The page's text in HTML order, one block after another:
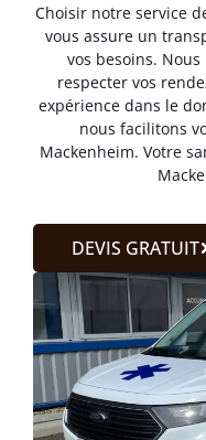
Choisir notre service
vous assure un
vos besoins.
respecter vos
expérience dans le
nous facilitons
Mackenheim. Votre
DEVIS GRATUIT